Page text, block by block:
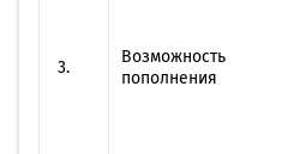
3.
Возможность
пополнения